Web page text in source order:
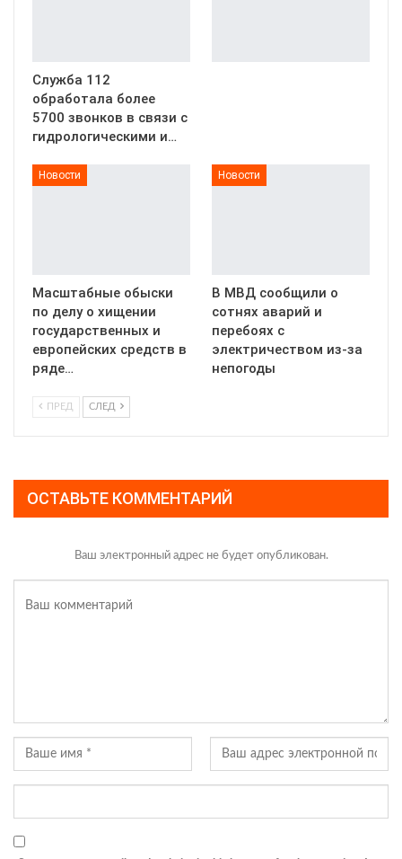
Служба 112
обработала более
5700 звонков в связи с
гидрологическими и…
Новости
Масштабные обыски
по делу о хищении
государственных и
европейских средств в
ряде…
Новости
В МВД сообщили о
сотнях аварий и
перебоях с
электричеством из-за
непогоды
ПРЕД СЛЕД
ОСТАВЬТЕ КОММЕНТАРИЙ
Ваш электронный адрес не будет опубликован.